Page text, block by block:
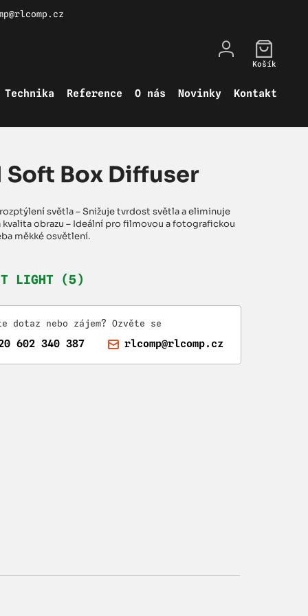
Technika Reference O nás Novinky Kontakt
Košík
Soft Box Diffuser
světla – Snižuje tvrdost světla a eliminuje
obrazu – Ideální pro filmovou a fotografickou
měkké osvětlení.
LIGHT (5)
dotaz nebo zájem? Ozvěte se
602 340 387 rlcomp@rlcomp.cz